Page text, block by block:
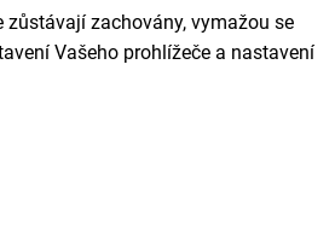
zachovány, vymažou se
Vašeho prohlížeče a nastavení